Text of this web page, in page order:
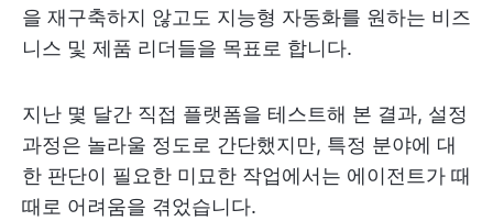
을 재구축하지 않고도 지능형 자동화를 원하는 비즈
니스 및 제품 리더들을 목표로 합니다.
지난 몇 달간 직접 플랫폼을 테스트해 본 결과, 설정
과정은 놀라울 정도로 간단했지만, 특정 분야에 대
한 판단이 필요한 미묘한 작업에서는 에이전트가 때
때로 어려움을 겪었습니다.